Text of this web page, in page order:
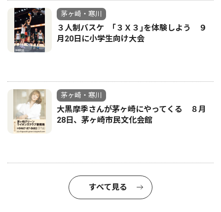
茅ヶ崎・寒川
３人制バスケ ｢３Ｘ３｣を体験しよう ９
月20日に小学生向け大会
茅ヶ崎・寒川
大黒摩季さんが茅ヶ崎にやってくる ８月
28日、茅ヶ崎市民文化会館
すべて見る